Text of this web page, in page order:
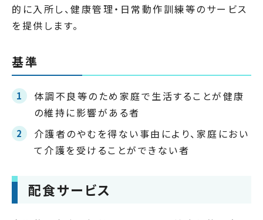
的に入所し、健康管理・日常動作訓練等のサービス
を提供します。
基準
体調不良等のため家庭で生活することが健康
の維持に影響がある者
介護者のやむを得ない事由により、家庭におい
て介護を受けることができない者
配食サービス